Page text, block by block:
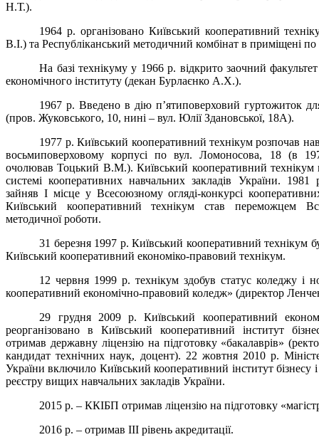
Н.Т.).
1964 р. організовано Київський кооперативний
В.І.) та Республіканський методичний комбінат в приміщені
На базі технікуму у 1966 р. відкрито заочний
економічного інституту (декан Бурлаєнко А.Х.).
1967 р. Введено в дію п’ятиповерховий гуртожиток
(пров. Жуковського, 10, нині – вул. Юлії Здановської, 18А).
1977 р. Київський кооперативний технікум розпочав
восьмиповерховому корпусі по вул. Ломоносова, 18 (в
очолював Тоцький В.М.). Київський кооперативний
системі кооперативних навчальних закладів України. 1981
зайняв І місце у Всесоюзному огляді-конкурсі
Київський кооперативний технікум став переможцем
методичної роботи.
31 березня 1997 р. Київський кооперативний технікум
Київський кооперативний економіко-правовий технікум.
12 червня 1999 р. технікум здобув статус коледжу і
кооперативний економічно-правовий коледж» (директор
29 грудня 2009 р. Київський кооперативний
реорганізовано в Київський кооперативний інститут
отримав державну ліцензію на підготовку «бакалаврів»
кандидат технічних наук, доцент). 22 жовтня 2010 р.
України включило Київський кооперативний інститут бізнесу
реєстру вищих навчальних закладів України.
2015 р. – ККІБП отримав ліцензію на підготовку
2016 р. – отримав ІІІ рівень акредитації.